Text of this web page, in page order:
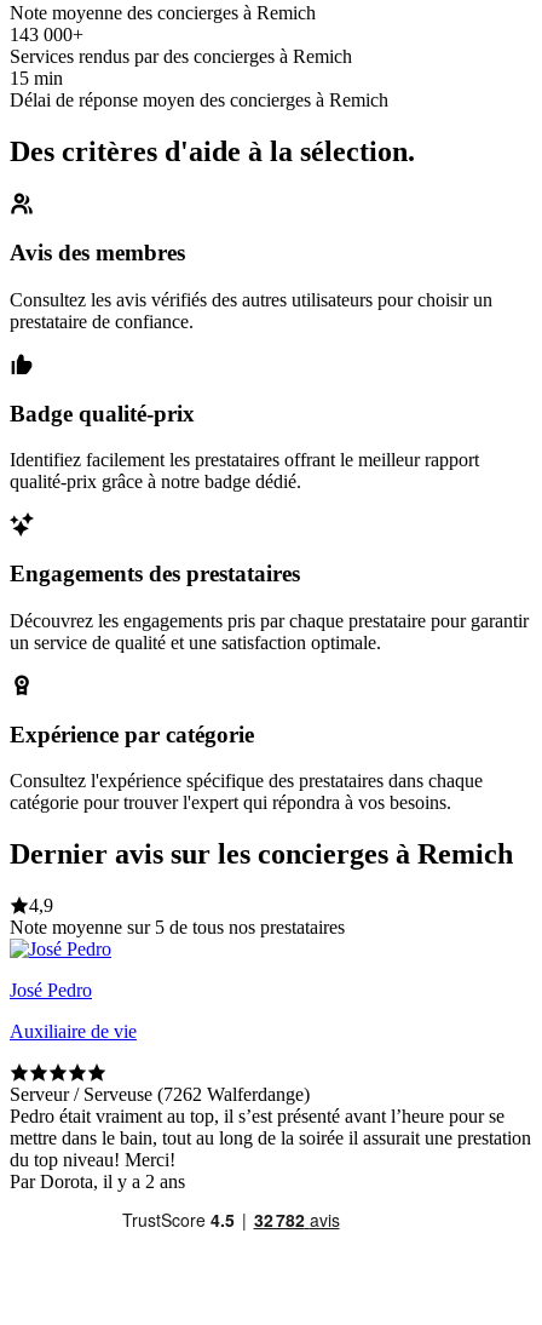
Note moyenne des concierges à Remich
143 000+
Services rendus par des concierges à Remich
15 min
Délai de réponse moyen des concierges à Remich
Des critères d'aide à la sélection.
Avis des membres
Consultez les avis vérifiés des autres utilisateurs pour choisir un
prestataire de confiance.
Badge qualité-prix
Identifiez facilement les prestataires offrant le meilleur rapport
qualité-prix grâce à notre badge dédié.
Engagements des prestataires
Découvrez les engagements pris par chaque prestataire pour garantir
un service de qualité et une satisfaction optimale.
Expérience par catégorie
Consultez l'expérience spécifique des prestataires dans chaque
catégorie pour trouver l'expert qui répondra à vos besoins.
Dernier avis sur les concierges à Remich
4,9
Note moyenne sur 5 de tous nos prestataires
José Pedro
Auxiliaire de vie
Serveur / Serveuse (7262 Walferdange)
Pedro était vraiment au top, il s’est présenté avant l’heure pour se
mettre dans le bain, tout au long de la soirée il assurait une prestation
du top niveau! Merci!
Par Dorota, il y a 2 ans